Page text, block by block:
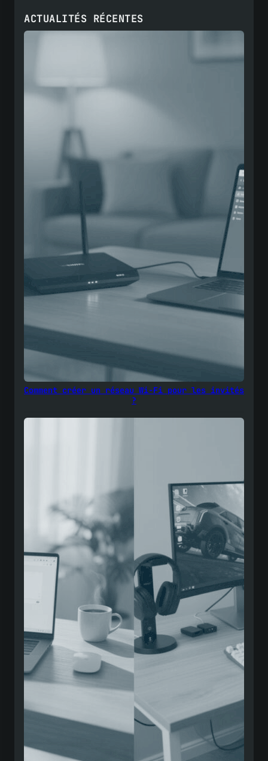
ACTUALITÉS RÉCENTES
Comment créer un réseau Wi-Fi pour les invités
?